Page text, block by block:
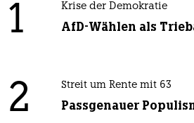
1 Krise der Demokratie
AfD-Wählen als
2 Streit um Rente mit 63
Passgenauer